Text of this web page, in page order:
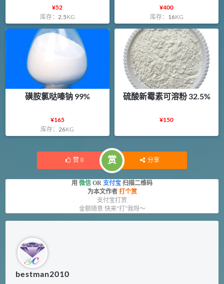
¥52
库存： 2.5KG
¥400
库存： 16KG
磺胺氯哒嗪钠 99%
¥165
库存：26KG
硫酸新霉素可溶粉 32.5%
¥150
赞 0 赏 分享
用 微信 OR 支付宝 扫描二维码
为本文作者 打个赏
支付宝打赏
金额随意 快来“打”我呀～
bestman2010